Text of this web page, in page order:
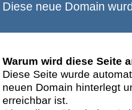
Diese neue Domain
Warum wird diese Seite
Diese Seite wurde
neuen Domain hinterlegt
erreichbar ist.